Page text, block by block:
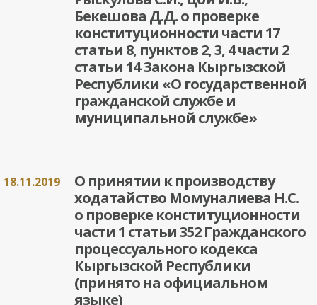
Бекешова Д.Д. о проверке
конституционности части 17
статьи 8, пунктов 2, 3, 4 части 2
статьи 14 Закона Кыргызской
Республики «О государственной
гражданской службе и
муниципальной службе»
18.11.2019
О принятии к производству
ходатайство Момуналиева Н.С.
о проверке конституционности
части 1 статьи 352 Гражданского
процессуального кодекса
Кыргызской Республики
(принято на официальном
языке)